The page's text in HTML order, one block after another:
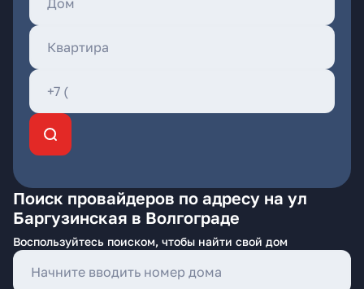
Поиск провайдеров по адресу на ул
Баргузинская в Волгограде
Воспользуйтесь поиском, чтобы найти свой дом